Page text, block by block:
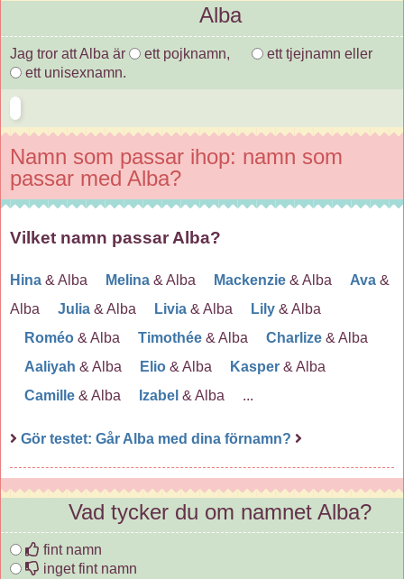
Alba
Jag tror att Alba är ett pojknamn,
ett tjejnamn eller
ett unisexnamn.
Namn som passar ihop: namn som
passar med Alba?
Vilket namn passar Alba?
Hina & Alba Melina & Alba Mackenzie & Alba Ava &
Alba Julia & Alba Livia & Alba Lily & Alba
Roméo & Alba Timothée & Alba Charlize & Alba
Aaliyah & Alba Elio & Alba Kasper & Alba
Camille & Alba Izabel & Alba ...
Gör testet: Går Alba med dina förnamn?
Vad tycker du om namnet Alba?
fint namn
inget fint namn